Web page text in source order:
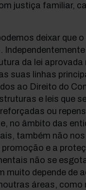
justiça familiar,
deixar que
da lei aprovada
suas linhas
ao Direito do
e leis que
ou
no âmbito das
também não
promoção e a
não se
muito depende de
áreas, como